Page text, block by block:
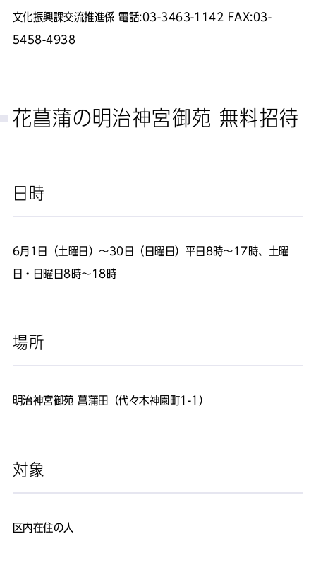
文化振興課交流推進係 電話:03-3463-1142 FAX:03-
5458-4938
花菖蒲の明治神宮御苑 無料招待
日時
6月1日（土曜日）～30日（日曜日）平日8時～17時、土曜
日・日曜日8時～18時
場所
明治神宮御苑 菖蒲田（代々木神園町1-1）
対象
区内在住の人